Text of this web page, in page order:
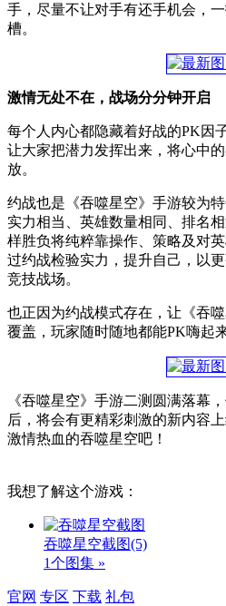
手，尽量不让对手有还手机会，
槽。
激情无处不在，战场分分钟开启
每个人内心都隐藏着好战的PK因
让大家把潜力发挥出来，将心中
放。
约战也是《吞噬星空》手游较为
实力相当、英雄数量相同、排名
样胜负将纯粹靠操作、策略及对
过约战检验实力，提升自己，以
竞技战场。
也正因为约战模式存在，让《吞
覆盖，玩家随时随地都能PK嗨起
《吞噬星空》手游二测圆满落幕
后，将会有更精彩刺激的新内容
激情热血的吞噬星空吧！
我想了解这个游戏：
吞噬星空截图(5)
1个图集 »
官网 专区 下载 礼包